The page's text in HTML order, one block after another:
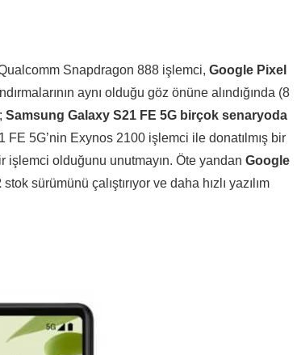
Snapdragon 888 işlemci, Google Pixel
aynı olduğu göz önüne alındığında (8
Samsung Galaxy S21 FE 5G birçok senaryoda
5G’nin Exynos 2100 işlemci ile donatılmış bir
olduğunu unutmayın. Öte yandan Google
stok sürümünü çalıştırıyor ve daha hızlı yazılım